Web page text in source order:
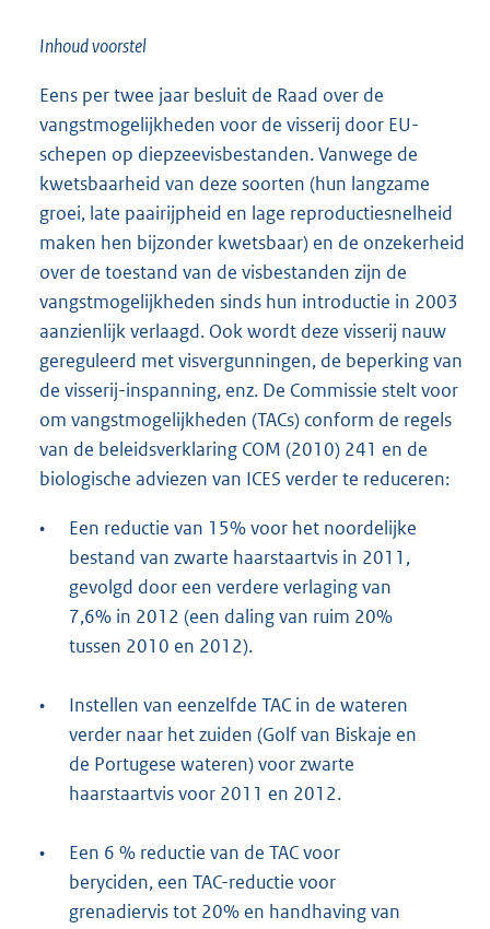
Inhoud voorstel
Eens per twee jaar besluit de Raad over de
vangstmogelijkheden voor de visserij door EU-
schepen op diepzeevisbestanden. Vanwege de
kwetsbaarheid van deze soorten (hun langzame
groei, late paairijpheid en lage reproductiesnelheid
maken hen bijzonder kwetsbaar) en de onzekerheid
over de toestand van de visbestanden zijn de
vangstmogelijkheden sinds hun introductie in 2003
aanzienlijk verlaagd. Ook wordt deze visserij nauw
gereguleerd met visvergunningen, de beperking van
de visserij-inspanning, enz. De Commissie stelt voor
om vangstmogelijkheden (TACs) conform de regels
van de beleidsverklaring COM (2010) 241 en de
biologische adviezen van ICES verder te reduceren:
•
Een reductie van 15% voor het noordelijke
bestand van zwarte haarstaartvis in 2011,
gevolgd door een verdere verlaging van
7,6% in 2012 (een daling van ruim 20%
tussen 2010 en 2012).
•
Instellen van eenzelfde TAC in de wateren
verder naar het zuiden (Golf van Biskaje en
de Portugese wateren) voor zwarte
haarstaartvis voor 2011 en 2012.
•
Een 6 % reductie van de TAC voor
beryciden, een TAC-reductie voor
grenadiervis tot 20% en handhaving van